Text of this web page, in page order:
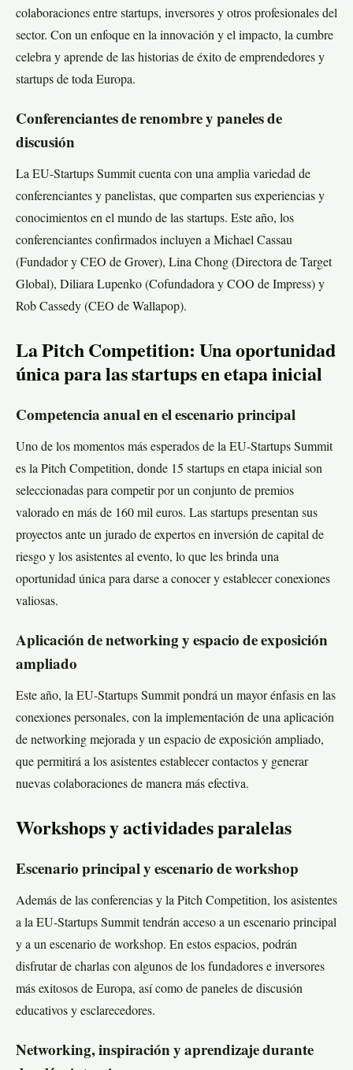
colaboraciones entre startups, inversores y otros profesionales del
sector. Con un enfoque en la innovación y el impacto, la cumbre
celebra y aprende de las historias de éxito de emprendedores y
startups de toda Europa.
Conferenciantes de renombre y paneles de
discusión
La EU-Startups Summit cuenta con una amplia variedad de
conferenciantes y panelistas, que comparten sus experiencias y
conocimientos en el mundo de las startups. Este año, los
conferenciantes confirmados incluyen a Michael Cassau
(Fundador y CEO de Grover), Lina Chong (Directora de Target
Global), Diliara Lupenko (Cofundadora y COO de Impress) y
Rob Cassedy (CEO de Wallapop).
La Pitch Competition: Una oportunidad
única para las startups en etapa inicial
Competencia anual en el escenario principal
Uno de los momentos más esperados de la EU-Startups Summit
es la Pitch Competition, donde 15 startups en etapa inicial son
seleccionadas para competir por un conjunto de premios
valorado en más de 160 mil euros. Las startups presentan sus
proyectos ante un jurado de expertos en inversión de capital de
riesgo y los asistentes al evento, lo que les brinda una
oportunidad única para darse a conocer y establecer conexiones
valiosas.
Aplicación de networking y espacio de exposición
ampliado
Este año, la EU-Startups Summit pondrá un mayor énfasis en las
conexiones personales, con la implementación de una aplicación
de networking mejorada y un espacio de exposición ampliado,
que permitirá a los asistentes establecer contactos y generar
nuevas colaboraciones de manera más efectiva.
Workshops y actividades paralelas
Escenario principal y escenario de workshop
Además de las conferencias y la Pitch Competition, los asistentes
a la EU-Startups Summit tendrán acceso a un escenario principal
y a un escenario de workshop. En estos espacios, podrán
disfrutar de charlas con algunos de los fundadores e inversores
más exitosos de Europa, así como de paneles de discusión
educativos y esclarecedores.
Networking, inspiración y aprendizaje durante